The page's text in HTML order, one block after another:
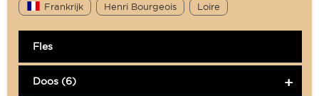
Frankrijk Henri Bourgeois Loire
Fles
Doos (6)